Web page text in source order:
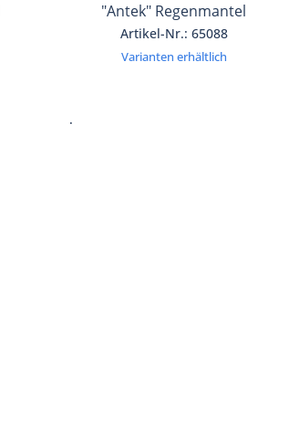
"Antek" Regenmantel
Artikel-Nr.: 65088
Varianten erhältlich
.